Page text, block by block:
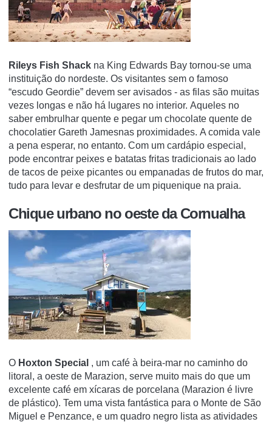
Rileys Fish Shack na King Edwards Bay tornou-se uma
instituição do nordeste. Os visitantes sem o famoso
“escudo Geordie” devem ser avisados - as filas são muitas
vezes longas e não há lugares no interior. Aqueles no
saber embrulhar quente e pegar um chocolate quente de
chocolatier Gareth Jamesnas proximidades. A comida vale
a pena esperar, no entanto. Com um cardápio especial,
pode encontrar peixes e batatas fritas tradicionais ao lado
de tacos de peixe picantes ou empanadas de frutos do mar,
tudo para levar e desfrutar de um piquenique na praia.
Chique urbano no oeste da Cornualha
O Hoxton Special , um café à beira-mar no caminho do
litoral, a oeste de Marazion, serve muito mais do que um
excelente café em xícaras de porcelana (Marazion é livre
de plástico). Tem uma vista fantástica para o Monte de São
Miguel e Penzance, e um quadro negro lista as atividades